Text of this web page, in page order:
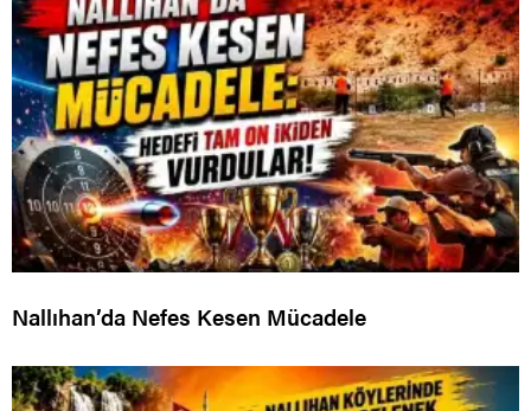
Nallıhan’da Nefes Kesen Mücadele